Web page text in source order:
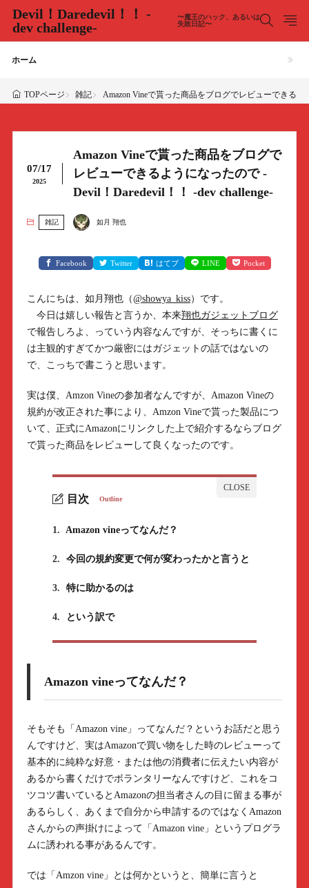
Devil！Daredevil！！ -
dev challenge-
〜魔王のハック、あるいは
失敗日記〜
ホーム
TOPページ 雑記 Amazon Vineで貰った商品をブログでレビューできるよ
07/17
2025
Amazon Vineで貰った商品をブログで
レビューできるようになったので -
Devil！Daredevil！！ -dev challenge-
雑記 如月 翔也
Facebook Twitter はてブ LINE Pocket
こんにちは、如月翔也（@showya_kiss）です。
今日は嬉しい報告と言うか、本来翔也ガジェットブログ
で報告しろよ、っていう内容なんですが、そっちに書くに
は主観的すぎてかつ厳密にはガジェットの話ではないの
で、こっちで書こうと思います。
実は僕、Amzon Vineの参加者なんですが、Amazon Vineの
規約が改正された事により、Amzon Vineで貰った製品につ
いて、正式にAmazonにリンクした上で紹介するならブログ
で貰った商品をレビューして良くなったのです。
目次 Outline
1. Amazon vineってなんだ？
2. 今回の規約変更で何が変わったかと言うと
3. 特に助かるのは
4. という訳で
Amazon vineってなんだ？
そもそも「Amazon vine」ってなんだ？というお話だと思う
んですけど、実はAmazonで買い物をした時のレビューって
基本的に純粋な好意・または他の消費者に伝えたい内容が
あるから書くだけでボランタリーなんですけど、これをコ
ツコツ書いているとAmazonの担当者さんの目に留まる事が
あるらしく、あくまで自分から申請するのではなくAmazon
さんからの声掛けによって「Amazon vine」というプログラ
ムに誘われる事があるんです。
では「Amzon vine」とは何かというと、簡単に言うと